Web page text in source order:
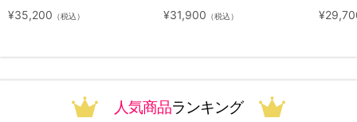
ジナル特典付き・送料無料）
¥35,200 （税込）
ット（初回生産限定・アニまる
¥31,900 （税込）
ト（初
人気商品ランキング